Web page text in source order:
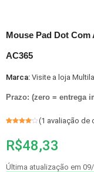
Mouse Pad Dot
AC365
Marca: Visite a loja
Prazo: (zero = entrega
de 5, com
baseado
de cliente
(1 avaliação de
R$48,33
Última atualização em